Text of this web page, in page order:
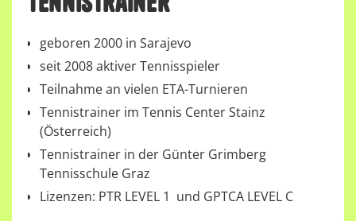
geboren 2000 in Sarajevo
seit 2008 aktiver Tennisspieler
Teilnahme an vielen ETA-Turnieren
Tennistrainer im Tennis Center Stainz
(Österreich)
Tennistrainer in der Günter Grimberg
Tennisschule Graz
Lizenzen: PTR LEVEL 1 und GPTCA LEVEL C